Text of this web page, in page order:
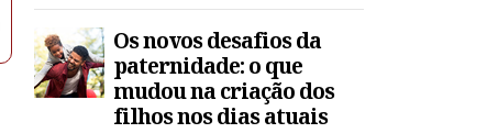
Os novos desafios da
paternidade: o que
mudou na criação dos
filhos nos dias atuais